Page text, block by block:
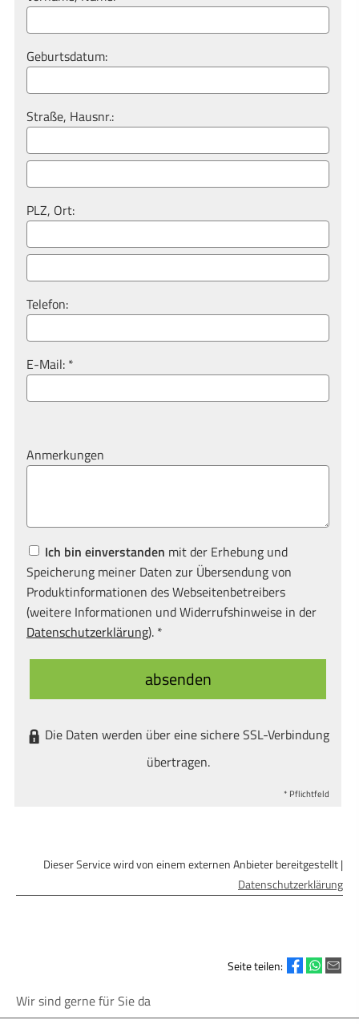
Geburts­datum:
Straße, Hausnr.:
PLZ, Ort:
Telefon:
E-Mail: *
Anmerkungen
Ich bin einverstanden mit der Erhebung und
Speicherung meiner Daten zur Übersendung von
Produktinformationen des Webseitenbetreibers
(weitere Informationen und Widerrufshinweise in der
Datenschutzerklärung). *
absenden
Die Daten werden über eine sichere SSL-Verbindung
übertragen.
* Pflichtfeld
Dieser Service wird von einem externen Anbieter bereitgestellt |
Datenschutzerklärung
Seite teilen:
Wir sind gerne für Sie da